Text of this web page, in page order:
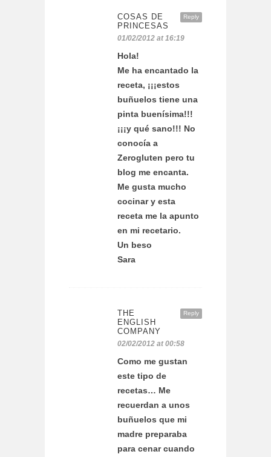
Reply
COSAS DE
PRINCESAS
01/02/2012 at 16:19
Hola!
Me ha encantado la
receta, ¡¡¡estos
buñuelos tiene una
pinta buenísima!!!
¡¡¡y qué sano!!! No
conocía a
Zerogluten pero tu
blog me encanta.
Me gusta mucho
cocinar y esta
receta me la apunto
en mi recetario.
Un beso
Sara
Reply
THE
ENGLISH
COMPANY
02/02/2012 at 00:58
Como me gustan
este tipo de
recetas… Me
recuerdan a unos
buñuelos que mi
madre preparaba
para cenar cuando